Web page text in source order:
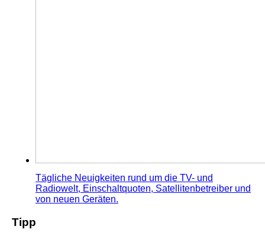
Tägliche Neuigkeiten rund um die TV- und
Radiowelt, Einschaltquoten, Satellitenbetreiber und
von neuen Geräten.
Tipp